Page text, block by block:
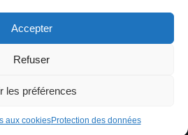
Accepter
Refuser
les préférences
aux cookiesProtection des données
de Tourisme de la